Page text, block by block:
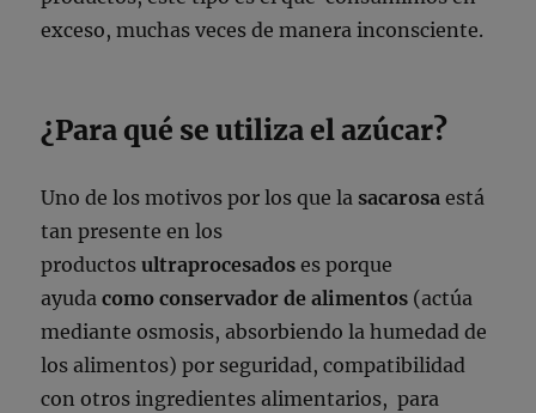
exceso, muchas veces de manera inconsciente.
¿Para qué se utiliza el azúcar?
Uno de los motivos por los que la sacarosaestá
tan presente en los
productosultraprocesadoses porque
ayudacomo conservador de alimentos (actúa
mediante osmosis, absorbiendo la humedad de
los alimentos) por seguridad, compatibilidad
con otros ingredientes alimentarios, para